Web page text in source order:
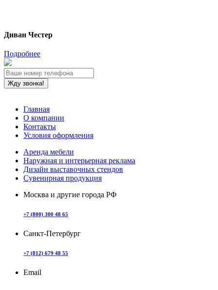
Диван Честер
Подробнее
Главная
О компании
Контакты
Условия оформления
Аренда мебели
Наружная и интерьерная реклама
Дизайн выставочных стендов
Сувенирная продукция
Москва и другие города РФ
+7 (800) 300 48 65
Санкт-Петербург
+7 (812) 679 48 55
Email